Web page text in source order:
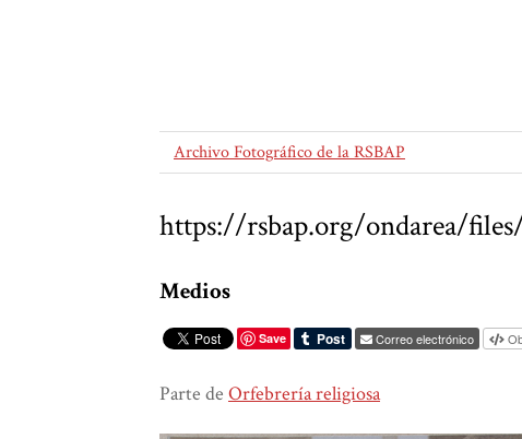
Archivo Fotográfico de la RSBAP
https://rsbap.org/ondarea/
Medios
Save Correo electrónico
Parte de Orfebrería religiosa